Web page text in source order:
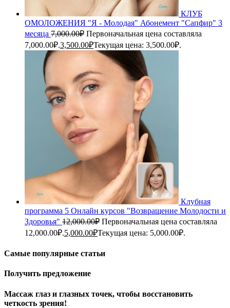
КЛУБ
ОМОЛОЖЕНИЯ "Я - Молодая" Абонемент "Сапфир" 3
месяца 7,000.00₽ Первоначальная цена составляла
7,000.00₽.3,500.00₽Текущая цена: 3,500.00₽.
Клубная
программа 5 Онлайн курсов "Возвращение Молодости и
Здоровья" 12,000.00₽ Первоначальная цена составляла
12,000.00₽.5,000.00₽Текущая цена: 5,000.00₽.
Самые популярные статьи
Получить предложение
Массаж глаз и глазных точек, чтобы восстановить
четкость зрения!